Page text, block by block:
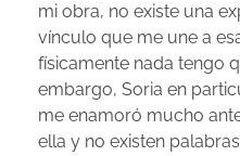
mi obra, no existe una
vínculo que me une a
físicamente nada tengo
embargo, Soria en
me enamoró mucho
ella y no existen